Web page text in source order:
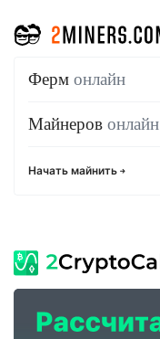
Ферм онлайн
Майнеров онлайн
Начать майнить